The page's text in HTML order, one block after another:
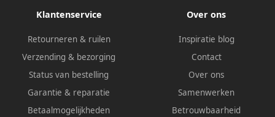
Klantenservice
Retourneren & ruilen
Verzending & bezorging
Status van bestelling
Garantie & reparatie
Betaalmogelijkheden
Over ons
Inspiratie blog
Contact
Over ons
Samenwerken
Betrouwbaarheid